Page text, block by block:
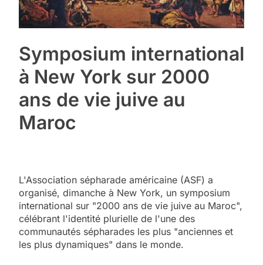
Symposium international
à New York sur 2000
ans de vie juive au
Maroc
L'Association sépharade américaine (ASF) a
organisé, dimanche à New York, un symposium
international sur "2000 ans de vie juive au Maroc",
célébrant l'identité plurielle de l'une des
communautés sépharades les plus "anciennes et
les plus dynamiques" dans le monde.